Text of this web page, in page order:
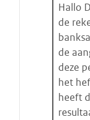
t
a
a
t
s
t
a
Hallo
de
de
deze
het
heeft